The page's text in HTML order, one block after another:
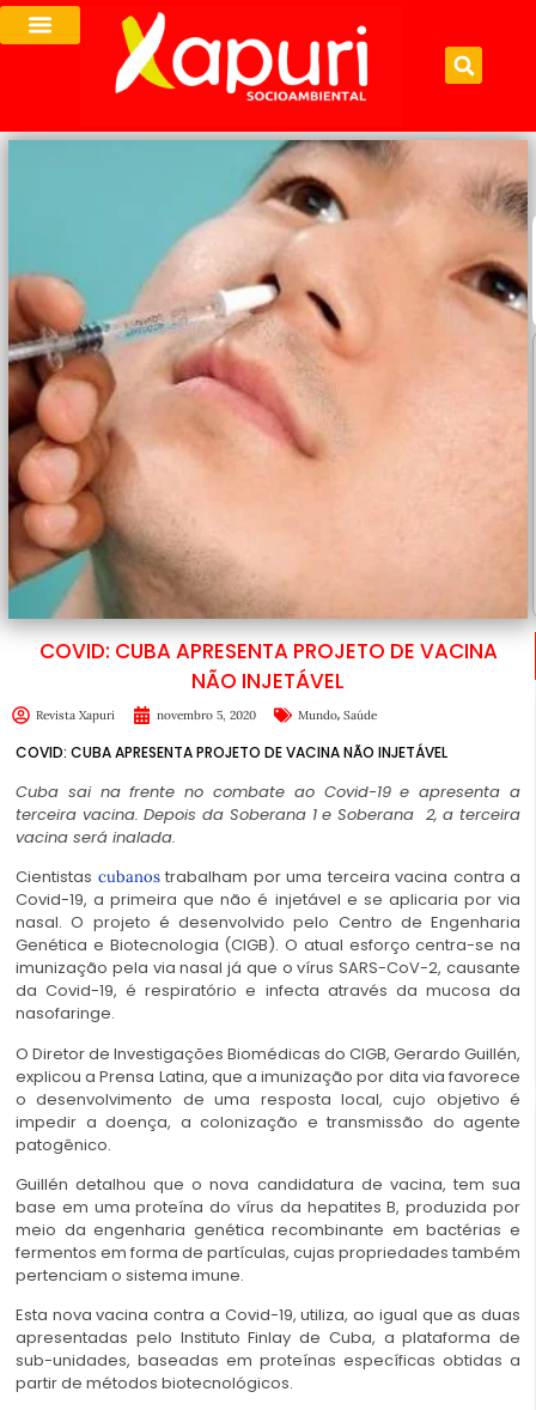
COVID: CUBA APRESENTA PROJETO DE VACINA
NÃO INJETÁVEL
Revista Xapuri novembro 5, 2020 Mundo, Saúde
COVID: CUBA APRESENTA PROJETO DE VACINA NÃO INJETÁVEL
Cuba sai na frente no combate ao Covid-19 e apresenta a
terceira vacina. Depois da Soberana 1 e Soberana 2, a terceira
vacina será inalada.
Cientistas cubanostrabalham por uma terceira vacina contra a
Covid-19, a primeira que não é injetável e se aplicaria por via
nasal. O projeto é desenvolvido pelo Centro de Engenharia
Genética e Biotecnologia (CIGB). O atual esforço centra-se na
imunização pela via nasal já que o vírus SARS-CoV-2, causante
da Covid-19, é respiratório e infecta através da mucosa da
nasofaringe.
O Diretor de Investigações Biomédicas do CIGB, Gerardo Guillén,
explicou a Prensa Latina, que a imunização por dita via favorece
o desenvolvimento de uma resposta local, cujo objetivo é
impedir a doença, a colonização e transmissão do agente
patogênico.
Guillén detalhou que o nova candidatura de vacina, tem sua
base em uma proteína do vírus da hepatites B, produzida por
meio da engenharia genética recombinante em bactérias e
fermentos em forma de partículas, cujas propriedades também
pertenciam o sistema imune.
Esta nova vacina contra a Covid-19, utiliza, ao igual que as duas
apresentadas pelo Instituto Finlay de Cuba, a plataforma de
sub-unidades, baseadas em proteínas específicas obtidas a
partir de métodos biotecnológicos.